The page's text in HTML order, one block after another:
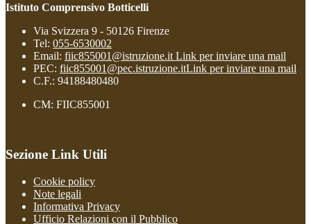
Istituto Comprensivo Botticelli
Via Svizzera 9 - 50126 Firenze
Tel: 055-6530002
Email: fiic855001@istruzione.it Link per inviare una mail
PEC: fiic855001@pec.istruzione.itLink per inviare una mail
C.F.: 94188480480
CM: FIIC855001
Sezione Link Utili
Cookie policy
Note legali
Informativa Privacy
Ufficio Relazioni con il Pubblico